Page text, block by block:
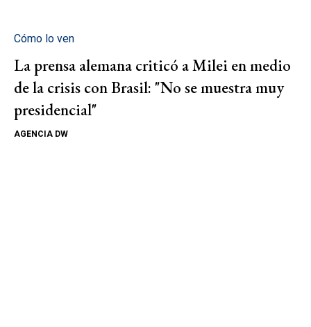
Cómo lo ven
La prensa alemana criticó a Milei en medio
de la crisis con Brasil: "No se muestra muy
presidencial"
AGENCIA DW